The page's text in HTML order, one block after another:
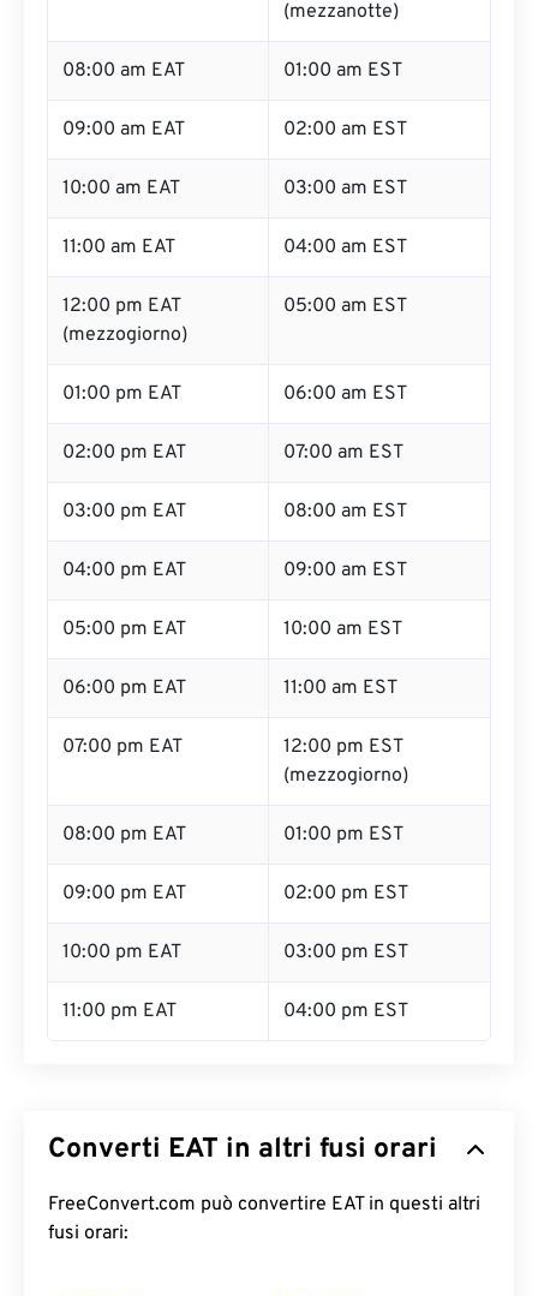
(mezzanotte)
08:00 am EAT 01:00 am EST
09:00 am EAT 02:00 am EST
10:00 am EAT 03:00 am EST
11:00 am EAT 04:00 am EST
12:00 pm EAT
(mezzogiorno)
05:00 am EST
01:00 pm EAT 06:00 am EST
02:00 pm EAT 07:00 am EST
03:00 pm EAT 08:00 am EST
04:00 pm EAT 09:00 am EST
05:00 pm EAT 10:00 am EST
06:00 pm EAT 11:00 am EST
07:00 pm EAT
12:00 pm EST
(mezzogiorno)
08:00 pm EAT 01:00 pm EST
09:00 pm EAT 02:00 pm EST
10:00 pm EAT 03:00 pm EST
11:00 pm EAT 04:00 pm EST
Converti EAT in altri fusi orari
FreeConvert.com può convertire EAT in questi altri
fusi orari: